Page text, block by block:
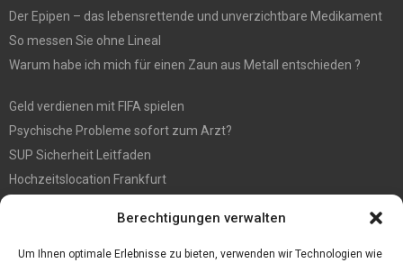
Berechtigungen verwalten
Um Ihnen optimale Erlebnisse zu bieten, verwenden wir Technologien wie
Der Epipen – das lebensrettende und unverzichtbare Medikament
So messen Sie ohne Lineal
Warum habe ich mich für einen Zaun aus Metall entschieden ?
Geld verdienen mit FIFA spielen
Psychische Probleme sofort zum Arzt?
SUP Sicherheit Leitfaden
Hochzeitslocation Frankfurt
Großer Spaß auf der Kirmes in Bonn!
Bester Oscam- und CCcam-Server für 2021